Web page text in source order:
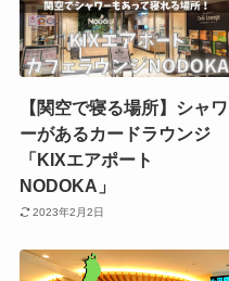
【関空で寝る場所】シャワ
ーがあるカードラウンジ
「KIXエアポート
NODOKA」
2023年2月2日